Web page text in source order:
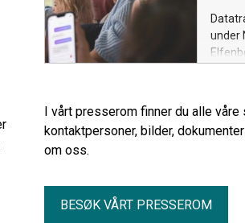
under
I vårt presserom finner du alle
kontaktpersoner, bilder,
om oss.
BESØK VÅRT PRESSEROM